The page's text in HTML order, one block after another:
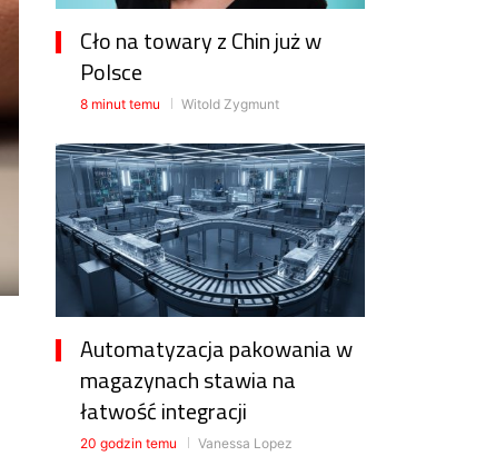
Cło na towary z Chin już w
Polsce
8 minut temu Witold Zygmunt
Automatyzacja pakowania w
magazynach stawia na
łatwość integracji
20 godzin temu Vanessa Lopez